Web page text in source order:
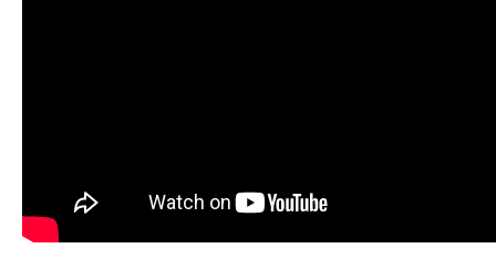
- 허리협착증운동, 매일 반드시 해
5가지 운동